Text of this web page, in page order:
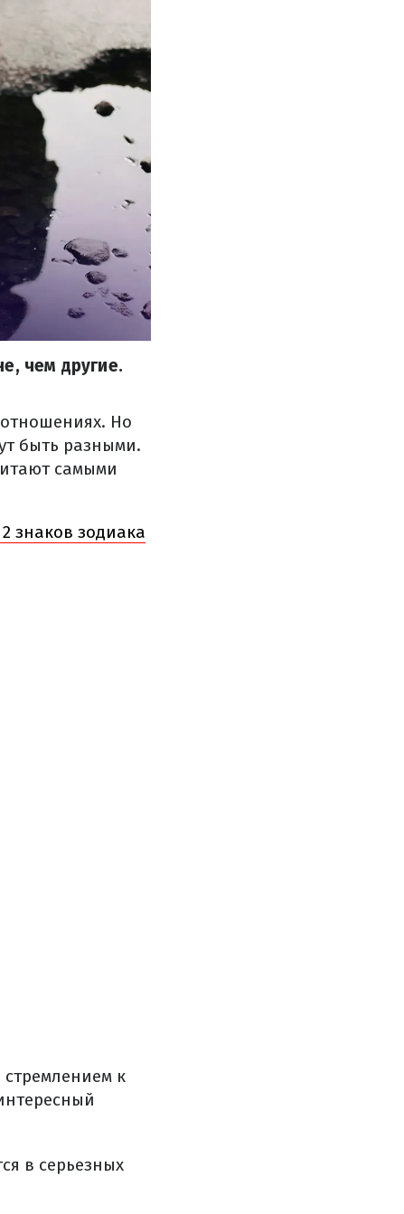
чем другие.
отношениях. Но
быть разными.
самыми
знаков зодиака
к
в серьезных